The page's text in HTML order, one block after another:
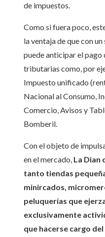
de impuestos.
Como si fuera poco,
la ventaja de que con
puede anticipar el pago
tributarias como, por
Impuesto unificado
Nacional al Consumo,
Comercio, Avisos y
Bomberil.
Con el objeto de
en el mercado, La Dian
tanto tiendas
minircados,
peluquerías que
exclusivamente
que hacerse cargo